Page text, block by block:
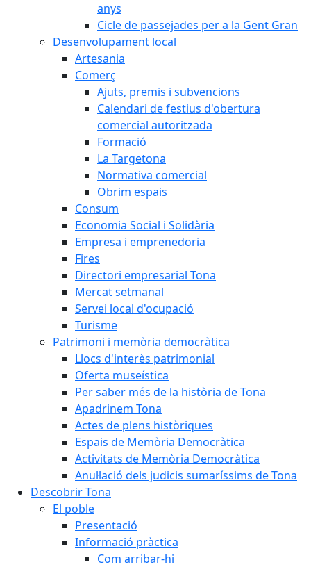
anys
Cicle de passejades per a la Gent Gran
Desenvolupament local
Artesania
Comerç
Ajuts, premis i subvencions
Calendari de festius d'obertura
comercial autoritzada
Formació
La Targetona
Normativa comercial
Obrim espais
Consum
Economia Social i Solidària
Empresa i emprenedoria
Fires
Directori empresarial Tona
Mercat setmanal
Servei local d'ocupació
Turisme
Patrimoni i memòria democràtica
Llocs d'interès patrimonial
Oferta museística
Per saber més de la història de Tona
Apadrinem Tona
Actes de plens històriques
Espais de Memòria Democràtica
Activitats de Memòria Democràtica
Anul·lació dels judicis sumaríssims de Tona
Descobrir Tona
El poble
Presentació
Informació pràctica
Com arribar-hi